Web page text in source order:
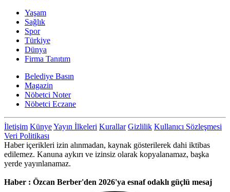
Yaşam
Sağlık
Spor
Türkiye
Dünya
Firma Tanıtım
Belediye Basın
Magazin
Nöbetci Noter
Nöbetci Eczane
İletişim KünyeYayın İlkeleri Kurallar Gizlilik Kullanıcı Sözleşmesi
Veri Politikası
Haber içerikleri izin alınmadan, kaynak gösterilerek dahi iktibas
edilemez. Kanuna aykırı ve izinsiz olarak kopyalanamaz, başka
yerde yayınlanamaz.
Haber : Özcan Berber'den 2026'ya esnaf odaklı güçlü mesaj